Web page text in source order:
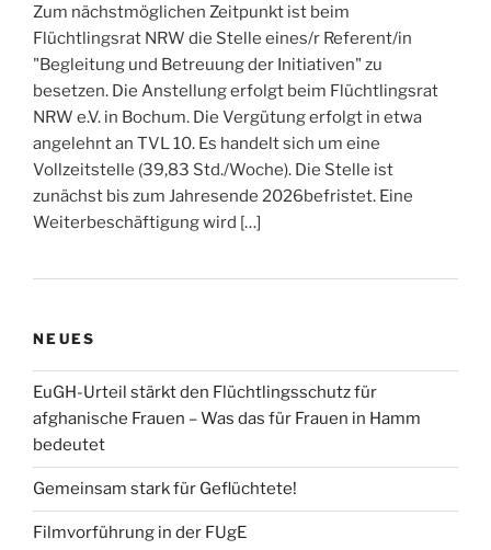
Zum nächstmöglichen Zeitpunkt ist beim
Flüchtlingsrat NRW die Stelle eines/r Referent/in
"Begleitung und Betreuung der Initiativen" zu
besetzen. Die Anstellung erfolgt beim Flüchtlingsrat
NRW e.V. in Bochum. Die Vergütung erfolgt in etwa
angelehnt an TVL 10. Es handelt sich um eine
Vollzeitstelle (39,83 Std./Woche). Die Stelle ist
zunächst bis zum Jahresende 2026befristet. Eine
Weiterbeschäftigung wird […]
NEUES
EuGH-Urteil stärkt den Flüchtlingsschutz für
afghanische Frauen – Was das für Frauen in Hamm
bedeutet
Gemeinsam stark für Geflüchtete!
Filmvorführung in der FUgE